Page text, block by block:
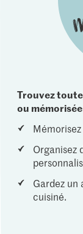
Trouvez
ou
Organisez
Gardez un
cuisiné.